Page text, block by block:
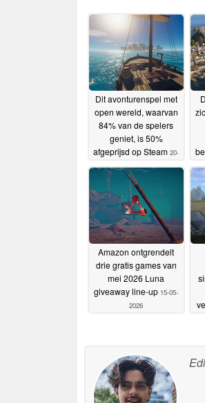
Dit avonturenspel met
open wereld, waarvan
84% van de spelers
geniet, is 50%
afgeprijsd op Steam 20-
05-2026
Amazon ontgrendelt
drie gratis games van
mei 2026 Luna
giveaway line-up 15-05-
2026